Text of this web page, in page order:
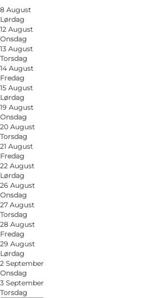
8 August
Lørdag
12 August
Onsdag
13 August
Torsdag
14 August
Fredag
15 August
Lørdag
19 August
Onsdag
20 August
Torsdag
21 August
Fredag
22 August
Lørdag
26 August
Onsdag
27 August
Torsdag
28 August
Fredag
29 August
Lørdag
2 September
Onsdag
3 September
Torsdag